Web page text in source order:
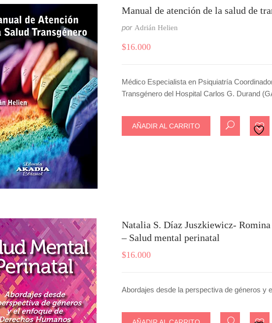
Manual de atención de la salud de
por Adrián Helien
$16.000
Médico Especialista en Psiquiatría
Transgénero del Hospital Carlos G. Durand
AÑADIR AL CARRITO
Natalia S. Díaz Juszkiewicz-
– Salud mental perinatal
$16.000
Abordajes desde la perspectiva de géneros y